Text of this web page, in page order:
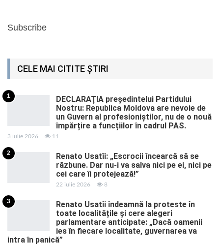
Subscribe
CELE MAI CITITE ȘTIRI
1
DECLARAȚIA președintelui Partidului
Nostru: Republica Moldova are nevoie de
un Guvern al profesioniștilor, nu de o nouă
împărțire a funcțiilor în cadrul PAS.
3 iulie 2026 11
2
Renato Usatîi: „Escrocii încearcă să se
răzbune. Dar nu-i va salva nici pe ei, nici pe
cei care îi protejează!”
22 iulie 2026 8
3
Renato Usatîi îndeamnă la proteste în
toate localitățile și cere alegeri
parlamentare anticipate: „Dacă oamenii
ies în fiecare localitate, guvernarea va
intra în panică”